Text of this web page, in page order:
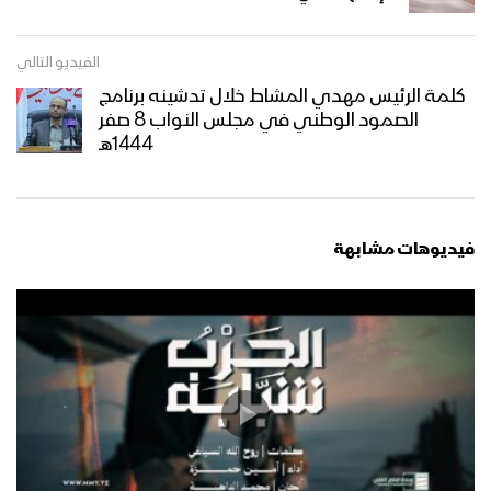
مناورة “لِيَسُوءُوا وُجُوهَكُمْ” العسكرية
لأربع موجات هجومية واسعة بحراً وبراً
1446هـ
المشاهد الكاملة – لتخرج دفعات مقاتلة
من الكليات العسكرية البرية والبحري
من سبتمبر المجيدة
الفيديو التالي
كلمة الرئيس مهدي المشاط خلال تدشينه برنامج
الصمود الوطني في مجلس النواب 8 صفر
1444هـ
فيديوهات مشابهة